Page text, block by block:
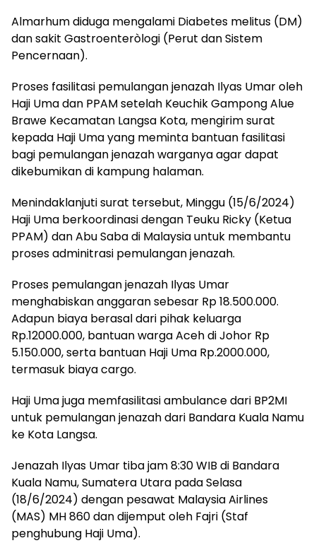
Almarhum diduga mengalami Diabetes melitus (DM)
dan sakit Gastroenteròlogi (Perut dan Sistem
Pencernaan).
Proses fasilitasi pemulangan jenazah Ilyas Umar oleh
Haji Uma dan PPAM setelah Keuchik Gampong Alue
Brawe Kecamatan Langsa Kota, mengirim surat
kepada Haji Uma yang meminta bantuan fasilitasi
bagi pemulangan jenazah warganya agar dapat
dikebumikan di kampung halaman.
Menindaklanjuti surat tersebut, Minggu (15/6/2024)
Haji Uma berkoordinasi dengan Teuku Ricky (Ketua
PPAM) dan Abu Saba di Malaysia untuk membantu
proses adminitrasi pemulangan jenazah.
Proses pemulangan jenazah Ilyas Umar
menghabiskan anggaran sebesar Rp 18.500.000.
Adapun biaya berasal dari pihak keluarga
Rp.12000.000, bantuan warga Aceh di Johor Rp
5.150.000, serta bantuan Haji Uma Rp.2000.000,
termasuk biaya cargo.
Haji Uma juga memfasilitasi ambulance dari BP2MI
untuk pemulangan jenazah dari Bandara Kuala Namu
ke Kota Langsa.
Jenazah Ilyas Umar tiba jam 8:30 WIB di Bandara
Kuala Namu, Sumatera Utara pada Selasa
(18/6/2024) dengan pesawat Malaysia Airlines
(MAS) MH 860 dan dijemput oleh Fajri (Staf
penghubung Haji Uma).